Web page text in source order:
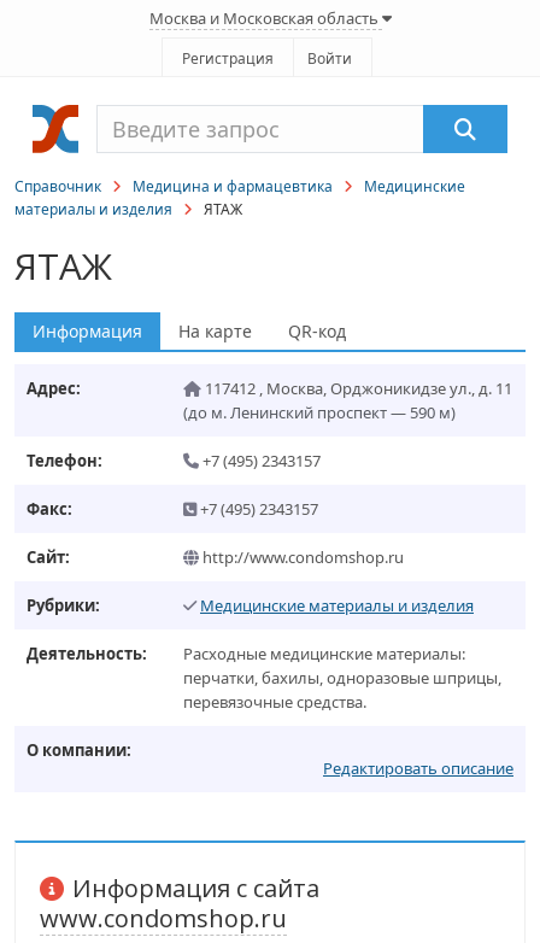
Москва и Московская область
Регистрация Войти
Справочник Медицина и фармацевтика
Медицинские
материалы и изделия
ЯТАЖ
ЯТАЖ
Информация На карте QR-код
Адрес: 117412 , Москва,Орджоникидзе ул., д. 11
(до м. Ленинский проспект — 590 м)
Телефон: +7 (495) 2343157
Факс: +7 (495) 2343157
Сайт: http://www.condomshop.ru
Рубрики: Медицинские материалы и изделия
Деятельность:
Расходные медицинские материалы:
перчатки, бахилы, одноразовые шприцы,
перевязочные средства.
О компании:
Редактировать описание
Информация с сайта
www.condomshop.ru